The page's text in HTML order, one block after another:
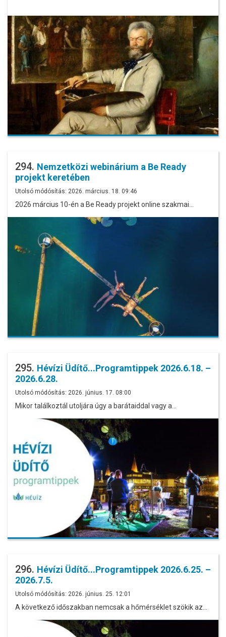
294. Nemzetközi webinárium a Be Ready
projekt keretében
Utolsó módósítás: 2026. március. 18. 09:46
2026 március 10-én a Be Ready projekt online szakmai…
295. Hévízi Üdítő...Programtippek 2026.6.18. –
2026.6.28.
Utolsó módósítás: 2026. június. 17. 08:00
Mikor találkoztál utoljára úgy a barátaiddal vagy a…
296. Hévízi Üdítő...Programtippek 2026.6.25. –
2026.7.5.
Utolsó módósítás: 2026. június. 25. 12:01
A következő időszakban nemcsak a hőmérséklet szökik az…